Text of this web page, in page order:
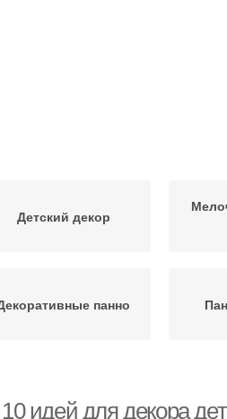
Детский декор
панно
идей для декора